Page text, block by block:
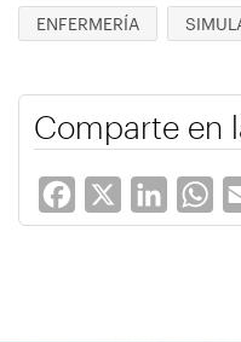
ENFERMERÍA
Comparte en
Facebook